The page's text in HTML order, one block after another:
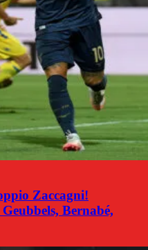
Zaccagni!
Bernabé,